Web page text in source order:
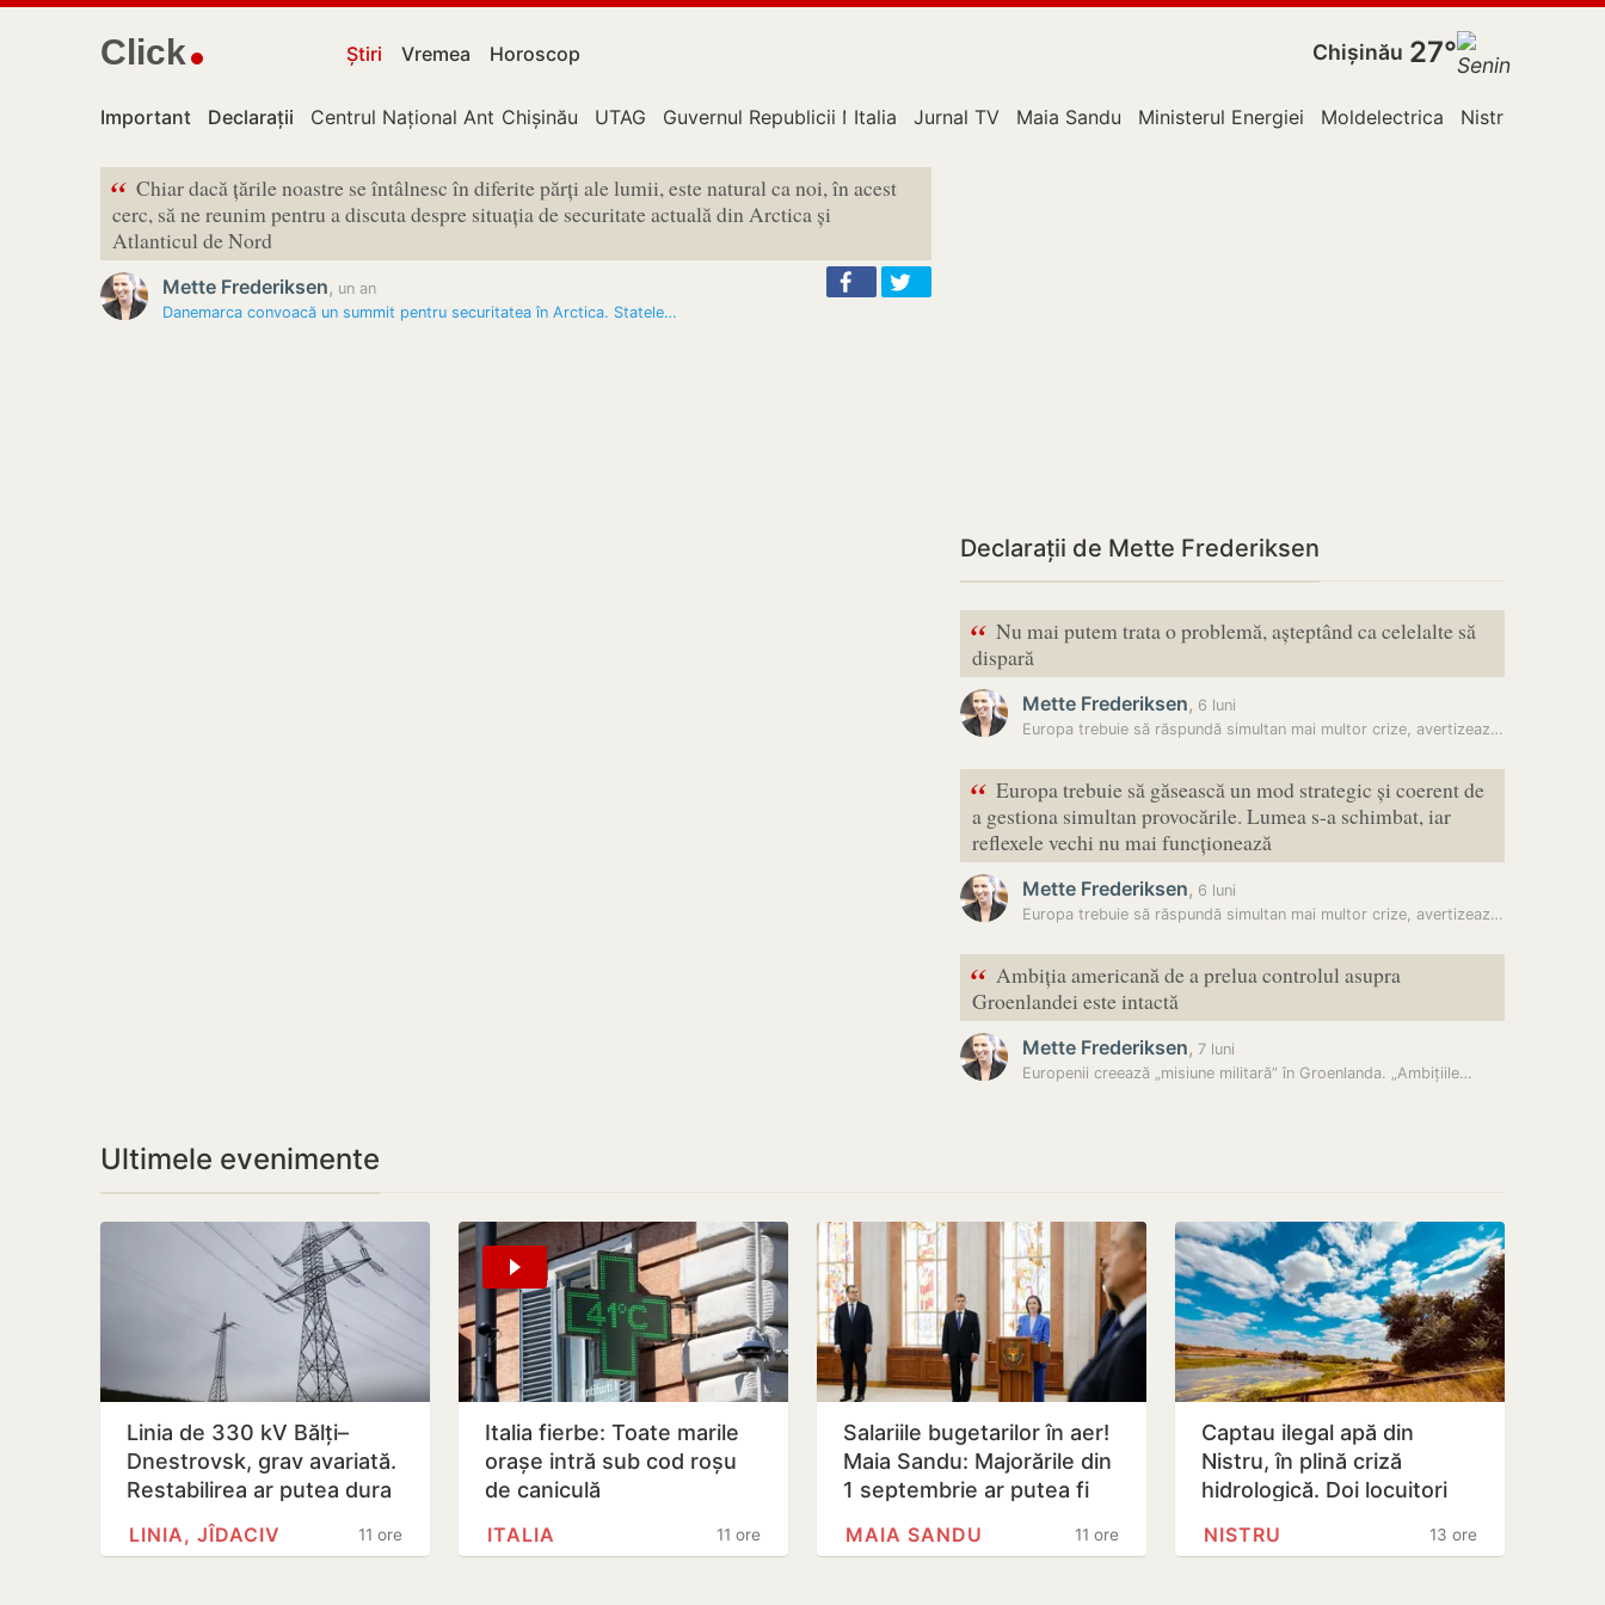
Click Știri Vremea Horoscop Chișinău 27°
Important Declarații Centrul Național Anticorupție
Chișinău UTAG Guvernul Republicii Moldova
Italia Jurnal TV Maia Sandu Ministerul Energiei Moldelectrica Nistru
“ Chiar dacă țările noastre se întâlnesc în diferite părți ale lumii, este natural ca noi, în acest
cerc, să ne reunim pentru a discuta despre situația de securitate actuală din Arctica și
Atlanticul de Nord
Mette Frederiksen, un an
Danemarca convoacă un summit pentru securitatea în Arctica. Statele…
Declarații de Mette Frederiksen
“ Nu mai putem trata o problemă, așteptând ca celelalte să
dispară
Mette Frederiksen, 6 luni
Europa trebuie să răspundă simultan mai multor crize, avertizează…
“ Europa trebuie să găsească un mod strategic și coerent de
a gestiona simultan provocările. Lumea s-a schimbat, iar
reflexele vechi nu mai funcționează
Mette Frederiksen, 6 luni
Europa trebuie să răspundă simultan mai multor crize, avertizează…
“ Ambiția americană de a prelua controlul asupra
Groenlandei este intactă
Mette Frederiksen, 7 luni
Europenii creează „misiune militară” în Groenlanda. „Ambițiile…
Ultimele evenimente
Linia de 330 kV Bălți–
Dnestrovsk, grav avariată.
Restabilirea ar putea dura
peste 7 zile
11 ore
LINIA, JÎDACIV
Italia fierbe: Toate marile
orașe intră sub cod roșu
de caniculă
11 ore
ITALIA
Salariile bugetarilor în aer!
Maia Sandu: Majorările din
1 septembrie ar putea fi
11 ore
MAIA SANDU
Captau ilegal apă din
Nistru, în plină criză
hidrologică. Doi locuitori
13 ore
NISTRU